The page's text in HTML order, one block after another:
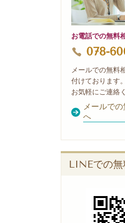
お電話での無料
078-
メールでの無料
付けております。
お気軽にご連絡
メールで
へ
LINEでの無